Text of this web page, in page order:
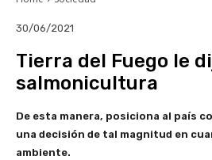
30/06/2021
Tierra del Fuego le
salmonicultura
De esta manera, posiciona al país
una decisión de tal magnitud en
ambiente.